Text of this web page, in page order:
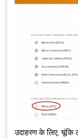
उदाहरण के लिए, चूंकि